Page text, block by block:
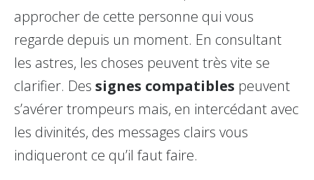
approcher de cette personne qui vous
regarde depuis un moment. En consultant
les astres, les choses peuvent très vite se
clarifier. Des signes compatibles peuvent
s’avérer trompeurs mais, en intercédant avec
les divinités, des messages clairs vous
indiqueront ce qu’il faut faire.